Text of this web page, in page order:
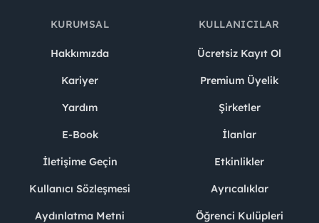
KURUMSAL
Hakkımızda
Kariyer
Yardım
E-Book
İletişime Geçin
Kullanıcı Sözleşmesi
Aydınlatma Metni
KULLANICILAR
Ücretsiz Kayıt Ol
Premium Üyelik
Şirketler
İlanlar
Etkinlikler
Ayrıcalıklar
Öğrenci Kulüpleri